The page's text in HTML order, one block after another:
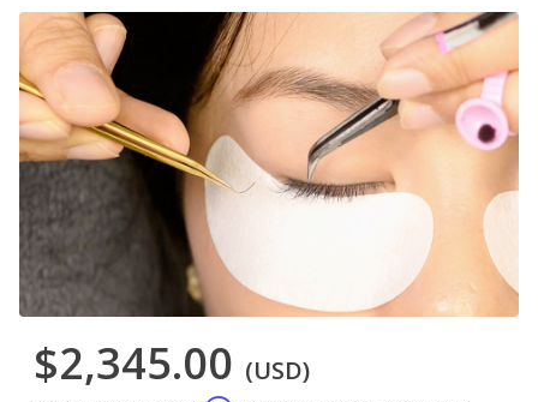
$2,345.00 (USD)